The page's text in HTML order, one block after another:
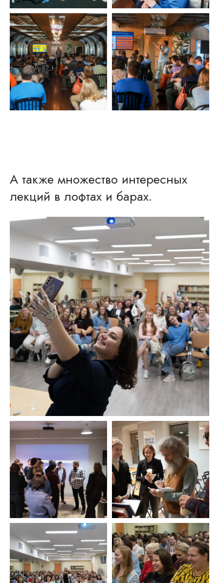
А также множество интересных
лекций в лофтах и барах.
© 2023-2025 Все права защищены
ИП Чернов Георгий Георгиевич
ИНН 770302409202
ОГРНИП 317774600449368
СЛУШАТЕЛЯМ